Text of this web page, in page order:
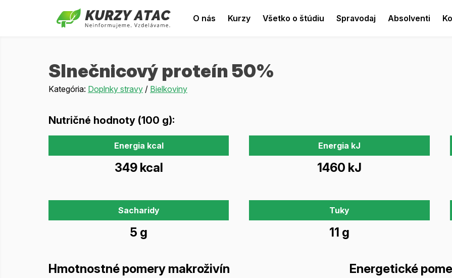
O nás Kurzy Všetko o štúdiu Spravodaj Absolventi
Slnečnicový proteín 50%
Kategória: Doplnky stravy / Bielkoviny
Nutričné hodnoty (100 g):
Energia kcal
349 kcal
Energia kJ
1460 kJ
Sacharidy
5 g
Tuky
11 g
Hmotnostné pomery makroživín Energetické